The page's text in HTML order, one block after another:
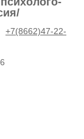
+7(8662)47-22-